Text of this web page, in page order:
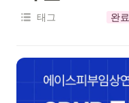
태그 완료